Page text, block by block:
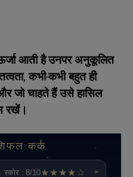
आती है उनपर अनुकूलित
कभी-कभी बहुत ही
जो चाहते हैं उसे हासिल
रखें।
कर्क
स्कोर : 8/10★★★★☆ >